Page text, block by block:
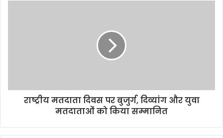
राष्ट्रीय मतदाता दिवस पर बुजुर्ग, दिव्यांग और युवा
मतदाताओं को किया सम्मानित